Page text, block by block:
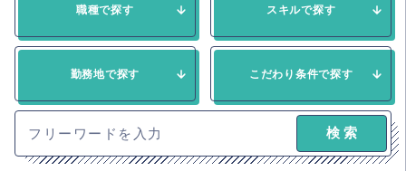
職種で探す スキルで探す
勤務地で探す こだわり条件で探す